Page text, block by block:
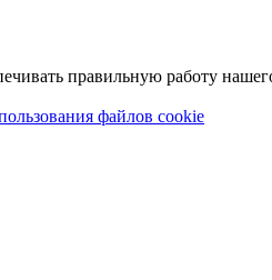
правильную работу
файлов cookie